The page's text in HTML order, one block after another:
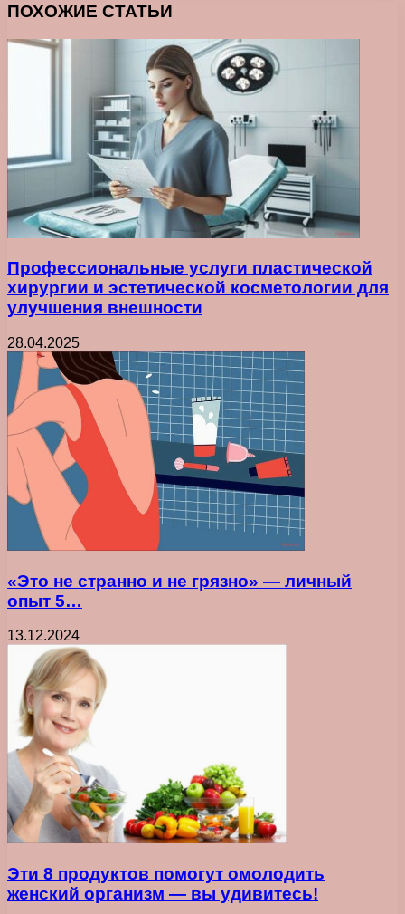
ПОХОЖИЕ СТАТЬИ
Профессиональные услуги пластической
хирургии и эстетической косметологии для
улучшения внешности
28.04.2025
«Это не странно и не грязно» — личный
опыт 5…
13.12.2024
Эти 8 продуктов помогут омолодить
женский организм — вы удивитесь!